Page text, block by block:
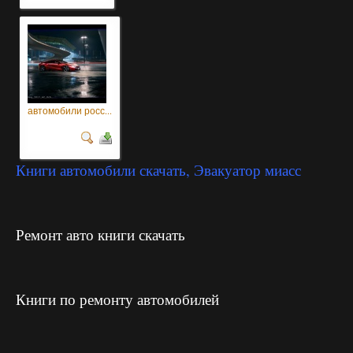
автомобили росс...
Книги автомобили скачать, Эвакуатор миасс
Ремонт авто книги скачать
Книги по ремонту автомобилей